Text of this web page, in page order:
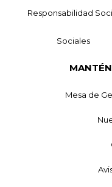
Responsabilidad
Sociales
Mesa de